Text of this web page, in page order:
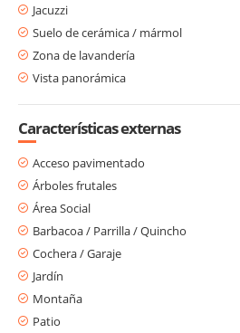
Jacuzzi
Suelo de cerámica / mármol
Zona de lavandería
Vista panorámica
Características externas
Acceso pavimentado
Árboles frutales
Área Social
Barbacoa / Parrilla / Quincho
Cochera / Garaje
Jardín
Montaña
Patio